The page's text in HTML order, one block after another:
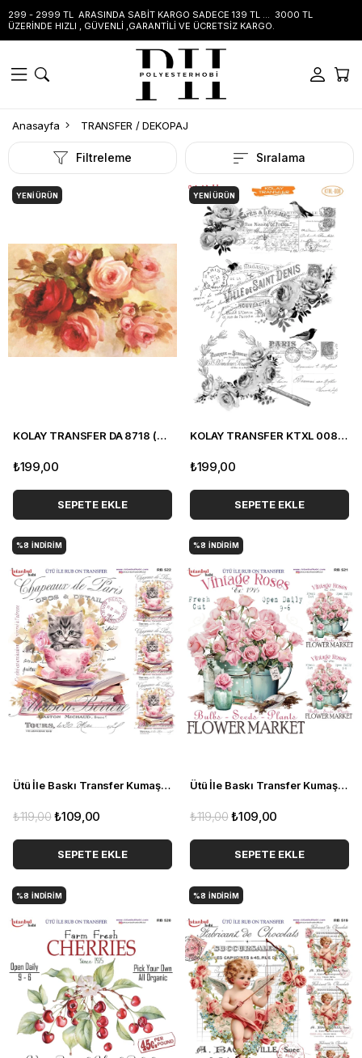
299 - 2999 TL ARASINDA SABİT KARGO SADECE 139 TL ... 3000 TL
ÜZERİNDE HIZLI , GÜVENLİ ,GARANTİLİ VE ÜCRETSİZ KARGO.
Anasayfa TRANSFER / DEKOPAJ
Filtreleme Sıralama
KOLAY TRANSFER DA 8718 (35 x 50 cm)
₺199,00
SEPETE EKLE
YENI ÜRÜN
KOLAY TRANSFER KTXL 008 (35 x 50 cm)
₺199,00
SEPETE EKLE
YENI ÜRÜN
Ütü İle Baskı Transfer Kumaş Ve Ahşap Rubon 30 x 30 cm Vintage Kedi Detaylı RB 524
₺109,00
₺119,00
SEPETE EKLE
%8 İNDIRIM
Ütü İle Baskı Transfer Kumaş Ve Ahşap Rubon 30 x 30 cm Vintage Gül Detaylı RB 521
₺109,00
₺119,00
SEPETE EKLE
%8 İNDIRIM
%8 İNDIRIM %8 İNDIRIM